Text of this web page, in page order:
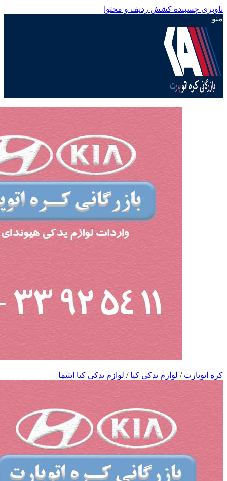
ناوبری چسبنده کشش ردیف و محتوا
منو
کره اتوپارت/ لوازم یدکی کیا/ لوازم یدکی کیا اپتیما